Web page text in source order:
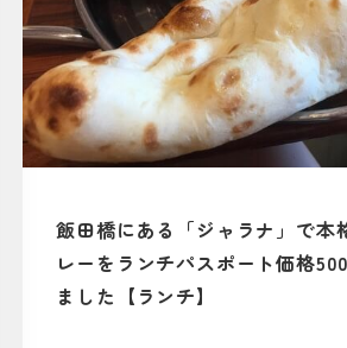
飯田橋にある「ジャラナ」で本
レーをランチパスポート価格
ました【ランチ】